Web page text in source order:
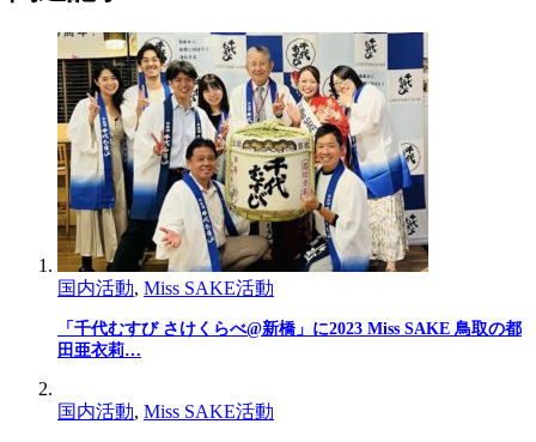
国内活動, Miss SAKE活動
「千代むすび さけくらべ@新橋」に2023 Miss SAKE 鳥取の都
田亜衣莉…
国内活動, Miss SAKE活動